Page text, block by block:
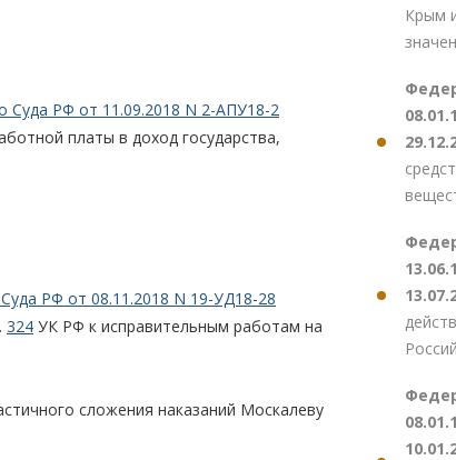
Суда РФ от 11.09.2018 N 2-АПУ18-2
платы в доход государства,
РФ от 08.11.2018 N 19-УД18-28
324 УК РФ к исправительным работам на
сложения наказаний Москалеву
Крым